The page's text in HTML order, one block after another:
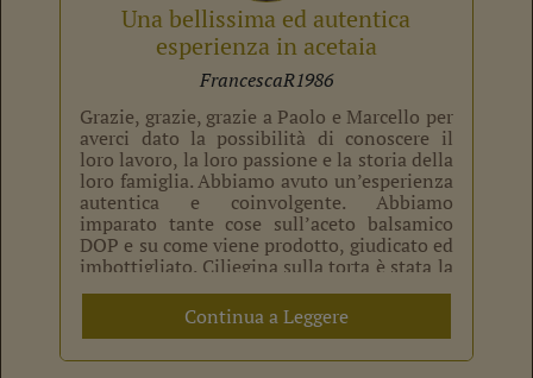
Una bellissima ed autentica
esperienza in acetaia
FrancescaR1986
Grazie, grazie, grazie a Paolo e Marcello per
averci dato la possibilità di conoscere il
loro lavoro, la loro passione e la storia della
loro famiglia. Abbiamo avuto un’esperienza
autentica e coinvolgente. Abbiamo
imparato tante cose sull’aceto balsamico
DOP e su come viene prodotto, giudicato ed
imbottigliato. Ciliegina sulla torta è stata la
degustazione di […]
Continua a Leggere